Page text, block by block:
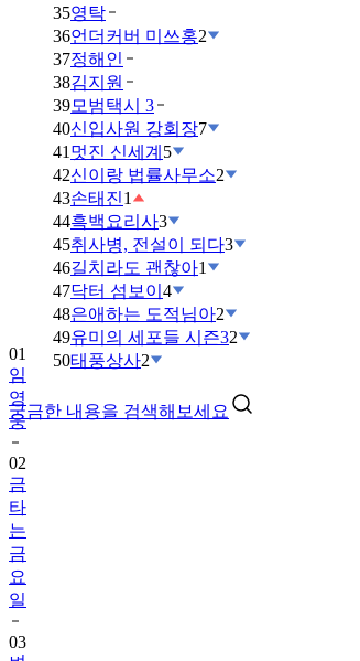
35영탁
36언더커버 미쓰홍2
37정해인
38김지원
39모범택시 3
40신입사원 강회장7
41 멋진 신세계 5
42신이랑 법률사무소2
43손태진1
44흑백요리사3
45취사병, 전설이 되다3
46길치라도 괜찮아1
47닥터 섬보이 4
48은애하는 도적님아2
49유미의 세포들 시즌32
50태풍상사2
궁금한 내용을 검색해보세요
01
임
영
웅
02
금
타
는
금
요
일
03